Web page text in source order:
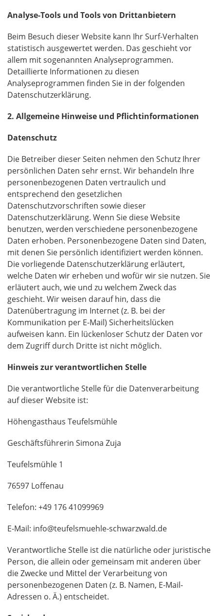
Analyse-Tools und Tools von Drittanbietern
Beim Besuch dieser Website kann Ihr Surf-Verhalten
statistisch ausgewertet werden. Das geschieht vor
allem mit sogenannten Analyseprogrammen.
Detaillierte Informationen zu diesen
Analyseprogrammen finden Sie in der folgenden
Datenschutzerklärung.
2. Allgemeine Hinweise und Pflichtinformationen
Datenschutz
Die Betreiber dieser Seiten nehmen den Schutz Ihrer
persönlichen Daten sehr ernst. Wir behandeln Ihre
personenbezogenen Daten vertraulich und
entsprechend den gesetzlichen
Datenschutzvorschriften sowie dieser
Datenschutzerklärung. Wenn Sie diese Website
benutzen, werden verschiedene personenbezogene
Daten erhoben. Personenbezogene Daten sind Daten,
mit denen Sie persönlich identifiziert werden können.
Die vorliegende Datenschutzerklärung erläutert,
welche Daten wir erheben und wofür wir sie nutzen. Sie
erläutert auch, wie und zu welchem Zweck das
geschieht. Wir weisen darauf hin, dass die
Datenübertragung im Internet (z. B. bei der
Kommunikation per E-Mail) Sicherheitslücken
aufweisen kann. Ein lückenloser Schutz der Daten vor
dem Zugriff durch Dritte ist nicht möglich.
Hinweis zur verantwortlichen Stelle
Die verantwortliche Stelle für die Datenverarbeitung
auf dieser Website ist:
Höhengasthaus Teufelsmühle
Geschäftsführerin Simona Zuja
Teufelsmühle 1
76597 Loffenau
Telefon: +49 176 41099969
E-Mail: info@teufelsmuehle-schwarzwald.de
Verantwortliche Stelle ist die natürliche oder juristische
Person, die allein oder gemeinsam mit anderen über
die Zwecke und Mittel der Verarbeitung von
personenbezogenen Daten (z. B. Namen, E-Mail-
Adressen o. Ä.) entscheidet.